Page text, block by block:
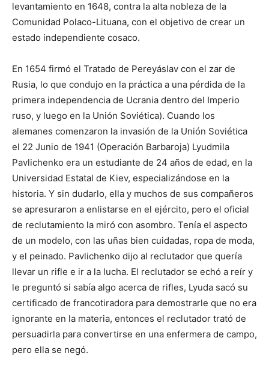
levantamiento en 1648, contra la alta nobleza de la
Comunidad Polaco-Lituana, con el objetivo de crear un
estado independiente cosaco.
En 1654 firmó el Tratado de Pereyáslav con el zar de
Rusia, lo que condujo en la práctica a una pérdida de la
primera independencia de Ucrania dentro del Imperio
ruso, y luego en la Unión Soviética). Cuando los
alemanes comenzaron la invasión de la Unión Soviética
el 22 Junio de 1941 (Operación Barbaroja) Lyudmila
Pavlichenko era un estudiante de 24 años de edad, en la
Universidad Estatal de Kiev, especializándose en la
historia. Y sin dudarlo, ella y muchos de sus compañeros
se apresuraron a enlistarse en el ejército, pero el oficial
de reclutamiento la miró con asombro. Tenía el aspecto
de un modelo, con las uñas bien cuidadas, ropa de moda,
y el peinado. Pavlichenko dijo al reclutador que quería
llevar un rifle e ir a la lucha. El reclutador se echó a reír y
le preguntó si sabía algo acerca de rifles, Lyuda sacó su
certificado de francotiradora para demostrarle que no era
ignorante en la materia, entonces el reclutador trató de
persuadirla para convertirse en una enfermera de campo,
pero ella se negó.